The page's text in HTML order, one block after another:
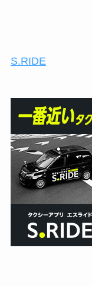
S.RIDE